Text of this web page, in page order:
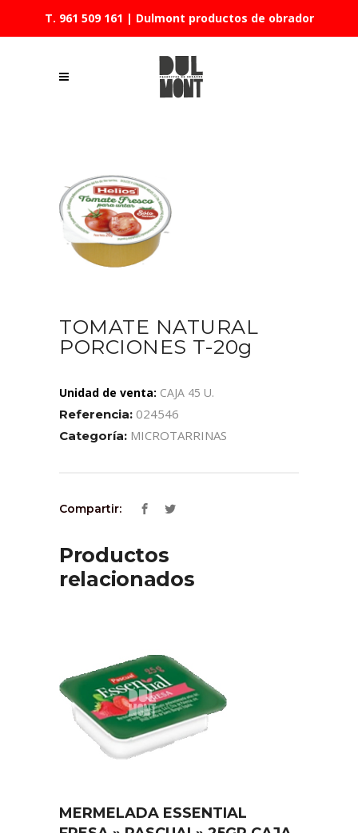
T. 961 509 161 | Dulmont productos de obrador
TOMATE NATURAL
PORCIONES T-20g
Unidad de venta: CAJA 45 U.
Referencia: 024546
Categoría: MICROTARRINAS
Compartir:
Productos
relacionados
MERMELADA ESSENTIAL